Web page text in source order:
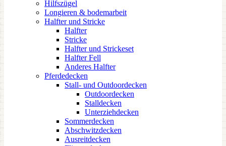
Hilfszügel
Longieren & bodemarbeit
Halfter und Stricke
Halfter
Stricke
Halfter und Strickeset
Halfter Fell
Anderes Halfter
Pferdedecken
Stall- und Outdoordecken
Outdoordecken
Stalldecken
Unterziehdecken
Sommerdecken
Abschwitzdecken
Ausreitdecken